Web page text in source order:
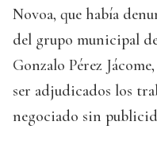
Novoa, que había
del grupo municipal
Gonzalo Pérez
ser adjudicados los
negociado sin